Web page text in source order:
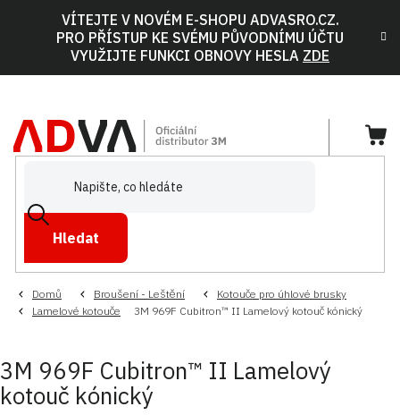
VÍTEJTE V NOVÉM E-SHOPU ADVASRO.CZ.
PRO PŘÍSTUP KE SVÉMU PŮVODNÍMU ÚČTU
VYUŽIJTE FUNKCI OBNOVY HESLA ZDE
Hledat
Domů Broušení - Leštění
Kotouče pro úhlové brusky
Lamelové kotouče
3M 969F Cubitron™ II Lamelový kotouč kónický
3M 969F Cubitron™ II Lamelový
kotouč kónický